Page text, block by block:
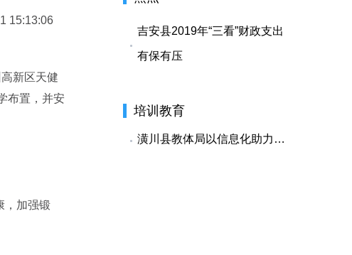
15:13:06
新区天健
布置，并安
，加强锻
培训教育
吉安县2019年“三看”财政支出
有保有压
潢川县教体局以信息化助力打赢疫情防控阻击战